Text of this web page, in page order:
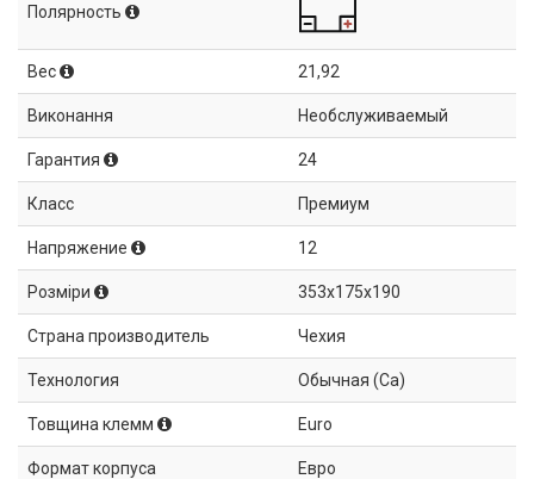
Полярность
Вес 21,92
Виконання Необслуживаемый
Гарантия 24
Класс Премиум
Напряжение 12
Розміри 353x175x190
Страна производитель Чехия
Технология Обычная (Ca)
Товщина клемм Euro
Формат корпуса Евро